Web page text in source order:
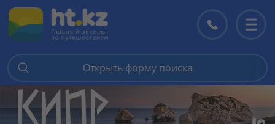
Контакты
Открыть форму поиска